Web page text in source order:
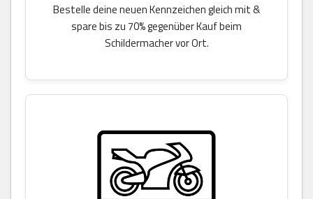
Bestelle deine neuen Kennzeichen gleich mit &
spare bis zu 70% gegenüber Kauf beim
Schildermacher vor Ort.